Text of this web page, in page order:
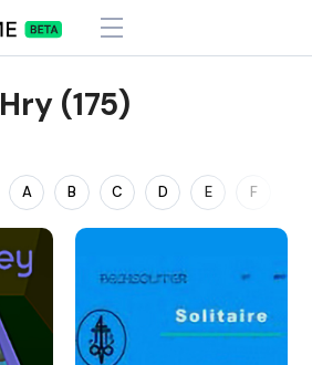
Hry (175)
A B C D E F